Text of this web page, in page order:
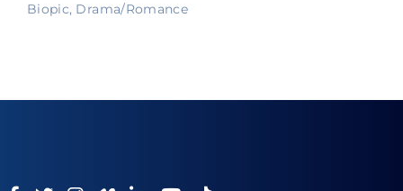
Biopic Drama/Romance